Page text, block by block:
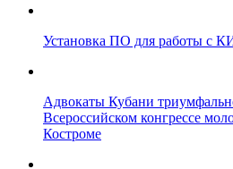
Установка ПО для работы с
Адвокаты Кубани
Всероссийском конгрессе
Костроме